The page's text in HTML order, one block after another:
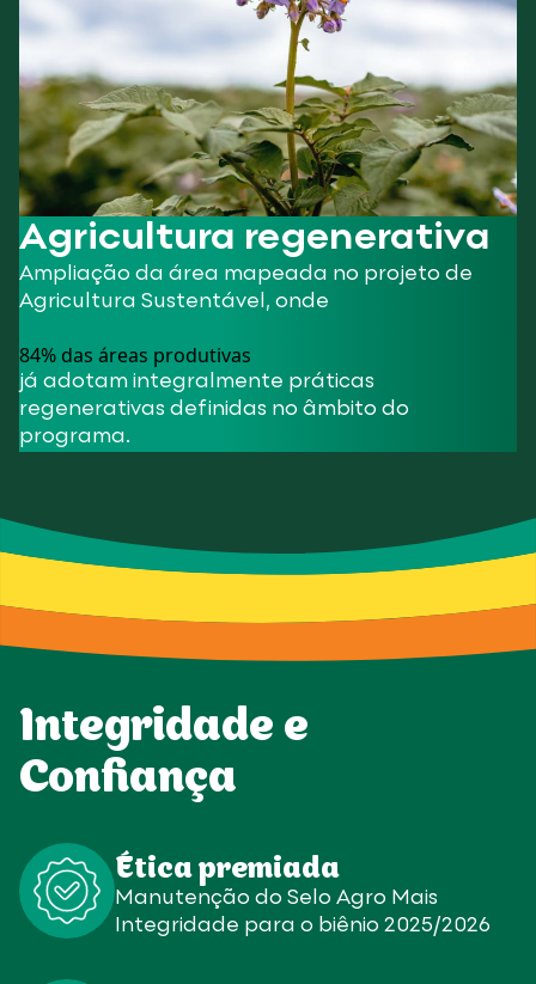
Agricultura regenerativa
Ampliação da área mapeada no projeto de
Agricultura Sustentável, onde
84% das áreas produtivas
já adotam integralmente práticas
regenerativas definidas no âmbito do
programa.
Integridade e
Confiança
Ética premiada
Manutenção do Selo Agro Mais
Integridade para o biênio 2025/2026